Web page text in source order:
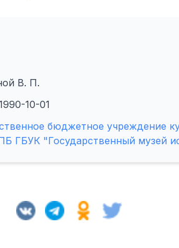
В. П.
10-01
бюджетное учреждение
ГБУК "Государственный музей